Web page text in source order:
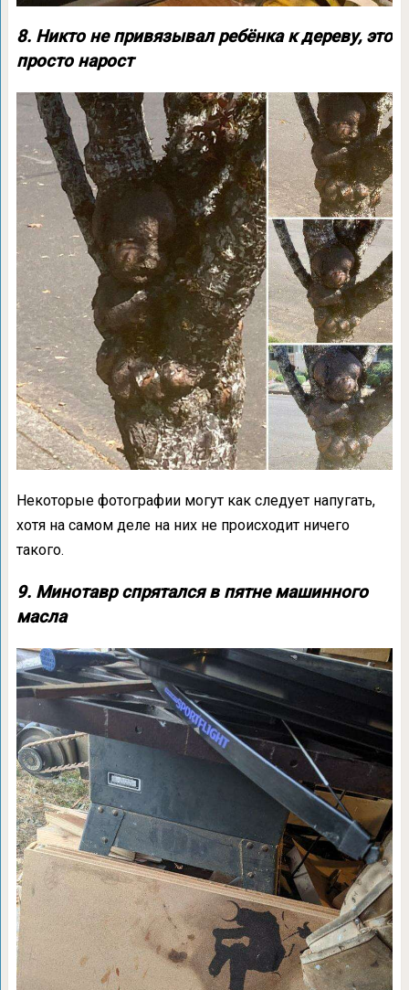
8. Никто не привязывал ребёнка к дереву, это
просто нарост
Некоторые фотографии могут как следует напугать,
хотя на самом деле на них не происходит ничего
такого.
9. Минотавр спрятался в пятне машинного
масла